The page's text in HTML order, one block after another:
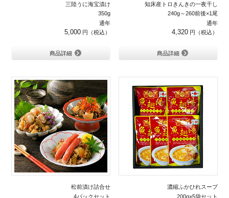
三陸うに海宝漬け
350g
通年
5,000
商品詳細
知床産トロきんきの一夜干し
240g～260前後×1尾
通年
4,320
商品詳細
松前漬け詰合せ
4パックセット
濃縮ふかひれスープ
200g×5袋セット